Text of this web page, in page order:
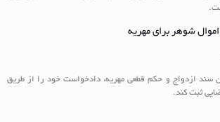
شوهر برای مهریه
سند ازدواج و حکم قطعی مهریه، دادخواست خود را از طریق
ثبت کند.